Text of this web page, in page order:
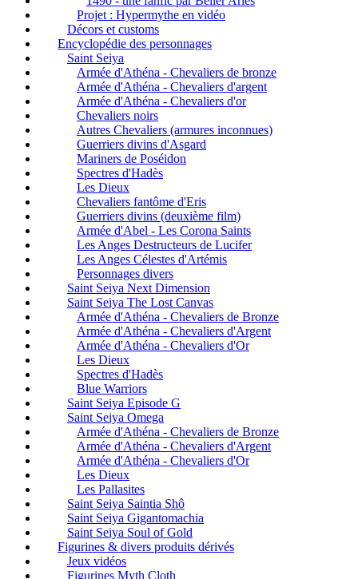
Projet : Hypermythe en vidéo
Décors et customs
Encyclopédie des personnages
Saint Seiya
Armée d'Athéna - Chevaliers de bronze
Armée d'Athéna - Chevaliers d'argent
Armée d'Athéna - Chevaliers d'or
Chevaliers noirs
Autres Chevaliers (armures inconnues)
Guerriers divins d'Asgard
Mariners de Poséidon
Spectres d'Hadès
Les Dieux
Chevaliers fantôme d'Eris
Guerriers divins (deuxième film)
Armée d'Abel - Les Corona Saints
Les Anges Destructeurs de Lucifer
Les Anges Célestes d'Artémis
Personnages divers
Saint Seiya Next Dimension
Saint Seiya The Lost Canvas
Armée d'Athéna - Chevaliers de Bronze
Armée d'Athéna - Chevaliers d'Argent
Armée d'Athéna - Chevaliers d'Or
Les Dieux
Spectres d'Hadès
Blue Warriors
Saint Seiya Episode G
Saint Seiya Omega
Armée d'Athéna - Chevaliers de Bronze
Armée d'Athéna - Chevaliers d'Argent
Armée d'Athéna - Chevaliers d'Or
Les Dieux
Les Pallasites
Saint Seiya Saintia Shô
Saint Seiya Gigantomachia
Saint Seiya Soul of Gold
Figurines & divers produits dérivés
Jeux vidéos
Figurines Myth Cloth